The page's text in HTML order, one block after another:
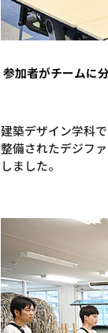
参加者がチームに
建築デザイン学科
整備されたデジフ
しました。